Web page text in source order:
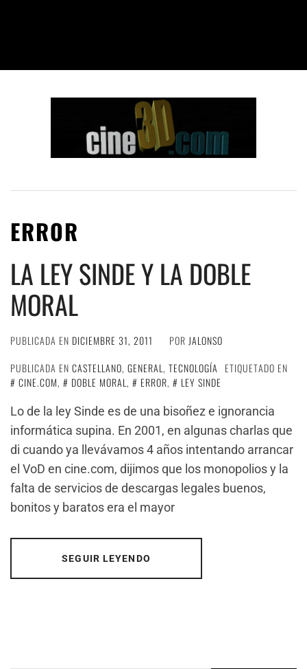
ERROR
LA LEY SINDE Y LA DOBLE
MORAL
PUBLICADA EN DICIEMBRE 31, 2011 POR JALONSO
PUBLICADA EN CASTELLANO, GENERAL, TECNOLOGÍA
ETIQUETADO EN
CINE.COM, DOBLE MORAL, ERROR,
LEY SINDE
Lo de la ley Sinde es de una bisoñez e ignorancia
informática supina. En 2001, en algunas charlas que
di cuando ya llevávamos 4 años intentando arrancar
el VoD en cine.com, dijimos que los monopolios y la
falta de servicios de descargas legales buenos,
bonitos y baratos era el mayor
SEGUIR LEYENDO